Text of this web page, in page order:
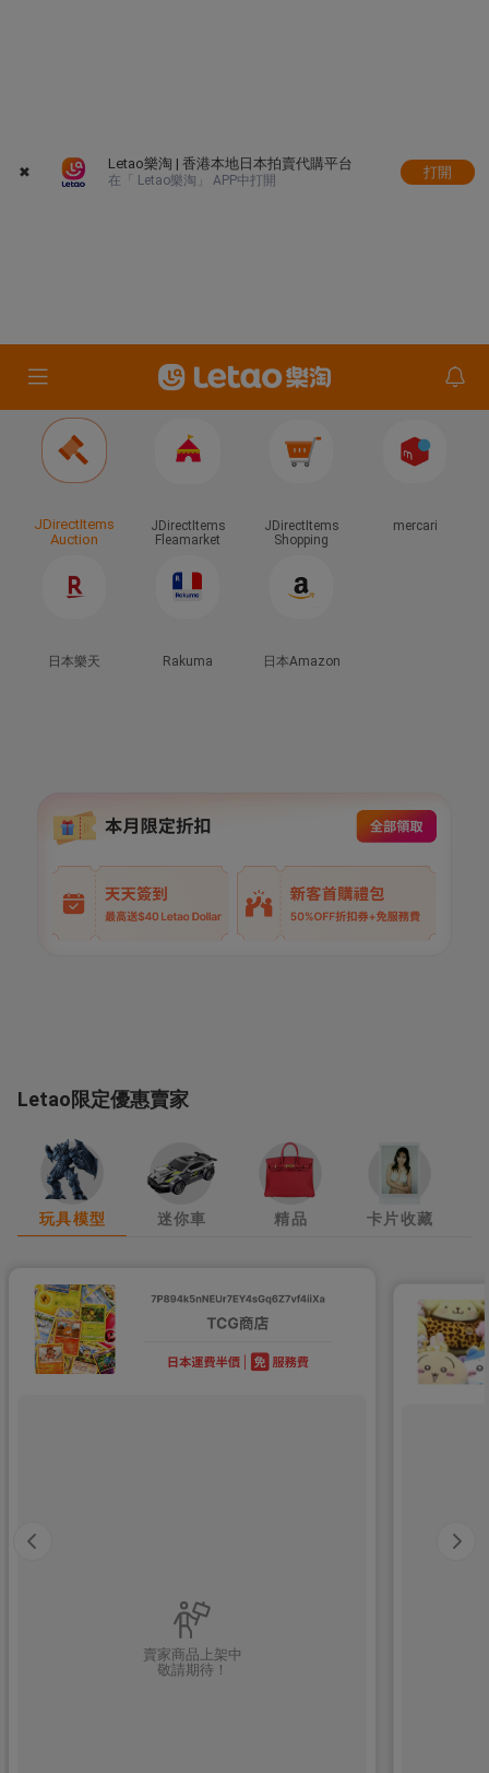
✖
Letao樂淘 | 香港本地日本拍賣代購平台
在「 Letao樂淘」 APP中打開
打開
JDirectItems
Auction
JDirectItems
Fleamarket
JDirectItems
Shopping
mercari
日本樂天 Rakuma 日本Amazon
Letao限定優惠賣家
玩具模型 迷你車 精品 卡片收藏
賣家商品上架中
敬請期待！